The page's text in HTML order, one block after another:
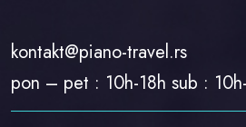
kontakt@piano-travel.rs
pon – pet : 10h-18h sub :